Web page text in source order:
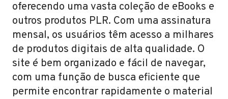
oferecendo uma vasta coleção de eBooks e
outros produtos PLR. Com uma assinatura
mensal, os usuários têm acesso a milhares
de produtos digitais de alta qualidade. O
site é bem organizado e fácil de navegar,
com uma função de busca eficiente que
permite encontrar rapidamente o material